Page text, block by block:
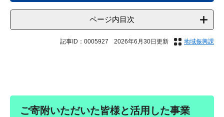
ページ内目次
記事ID：0005927 2026年6月30日更新 地域振興課
​ご寄附いただいた皆様と活用した事業